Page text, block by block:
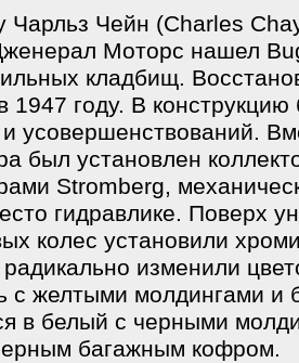
Чарльз Чейн (Charles
Моторс нашел
кладбищ.
1947 году. В
усовершенствований.
был установлен
Stromberg,
гидравлике. Поверх
колес установили
радикально изменили
с желтыми молдингами и
в белый с черными
багажным кофром.